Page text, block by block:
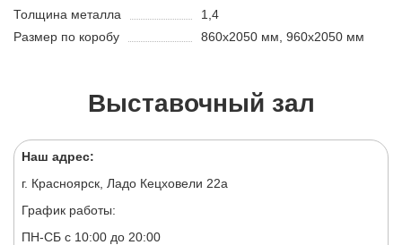
Толщина металла
1,4
Размер по коробу
860х2050 мм, 960х2050 мм
Выставочный зал
Наш адрес:
г. Красноярск, Ладо Кецховели 22а
График работы:
ПН-СБ с 10:00 до 20:00